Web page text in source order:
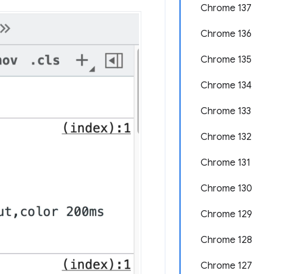
Chrome 137
Chrome 136
Chrome 135
Chrome 134
Chrome 133
Chrome 132
Chrome 131
Chrome 130
Chrome 129
Chrome 128
Chrome 127